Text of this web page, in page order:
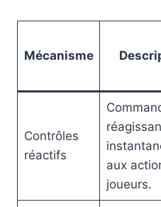
Mécanisme
Contrôles
réactifs
aux
joueurs.